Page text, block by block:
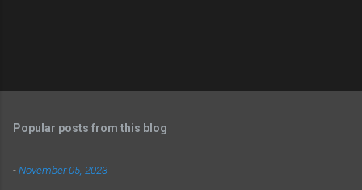
Popular posts from this blog
-November 05, 2023